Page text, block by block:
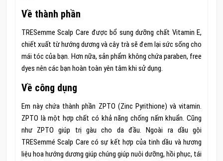
Về thành phần
TRESemme Scalp Care được bổ sung dưỡng chất Vitamin E,
chiết xuất từ hướng dương và cây trà sẽ đem lại sức sống cho
mái tóc của bạn. Hơn nữa, sản phẩm không chứa paraben, free
dyes nên các bạn hoàn toàn yên tâm khi sử dụng.
Về công dụng
Em này chứa thành phần ZPTO (Zinc Pyrithione) và vitamin.
ZPTO là một hợp chất có khả năng chống nấm khuẩn. Cũng
như ZPTO giúp trị gàu cho da đầu. Ngoài ra dầu gội
TRESemmé Scalp Care có sự kết hợp của tinh dầu và hương
liệu hoa hướng dương giúp chúng giúp nuôi dưỡng, hồi phục, tái